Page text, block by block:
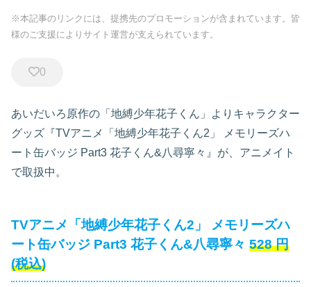
※本記事のリンクには、提携先のプロモーションが含まれています。皆
様のご支援によりサイト運営が支えられています。
0
あいだいろ原作の「地縛少年花子くん」よりキャラクター
グッズ『TVアニメ「地縛少年花子くん2」 メモリーズハ
ート缶バッジ Part3 花子くん&八尋寧々』が、アニメイト
で取扱中。
TVアニメ「地縛少年花子くん2」 メモリーズハ
ート缶バッジ Part3 花子くん&八尋寧々 528 円
(税込)